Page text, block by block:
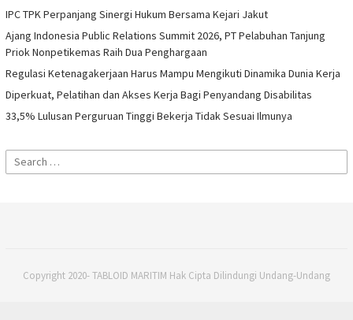
IPC TPK Perpanjang Sinergi Hukum Bersama Kejari Jakut
Ajang Indonesia Public Relations Summit 2026, PT Pelabuhan Tanjung
Priok Nonpetikemas Raih Dua Penghargaan
Regulasi Ketenagakerjaan Harus Mampu Mengikuti Dinamika Dunia Kerja
Diperkuat, Pelatihan dan Akses Kerja Bagi Penyandang Disabilitas
33,5% Lulusan Perguruan Tinggi Bekerja Tidak Sesuai Ilmunya
Search
for:
Copyright 2020- TABLOID MARITIM Hak Cipta Dilindungi Undang-Undang